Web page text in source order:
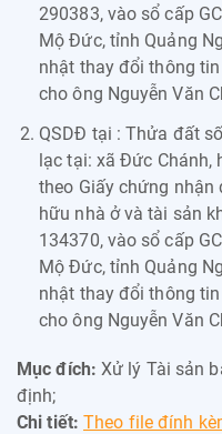
290383, vào sổ cấp
Mộ Đức, tỉnh Quảng
nhật thay đổi thông
cho ông Nguyễn Văn
QSDĐ tại : Thửa đất
lạc tại: xã Đức Chánh,
theo Giấy chứng nhận
hữu nhà ở và tài sản
134370, vào sổ cấp
Mộ Đức, tỉnh Quảng
nhật thay đổi thông
cho ông Nguyễn Văn
Mục đích: Xử lý Tài sản
định;
Chi tiết: Theo file đính